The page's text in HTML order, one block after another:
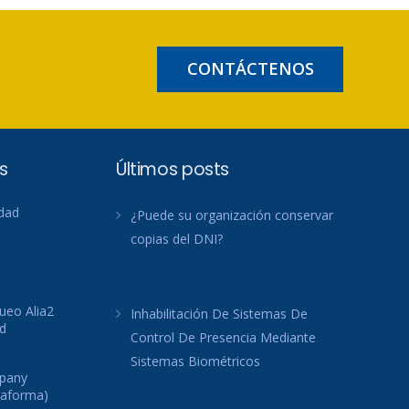
CONTÁCTENOS
Alia2
Últimos posts
¿Puede su organización conservar
copias del DNI?
Inhabilitación De Sistemas De
Control De Presencia Mediante
Sistemas Biométricos